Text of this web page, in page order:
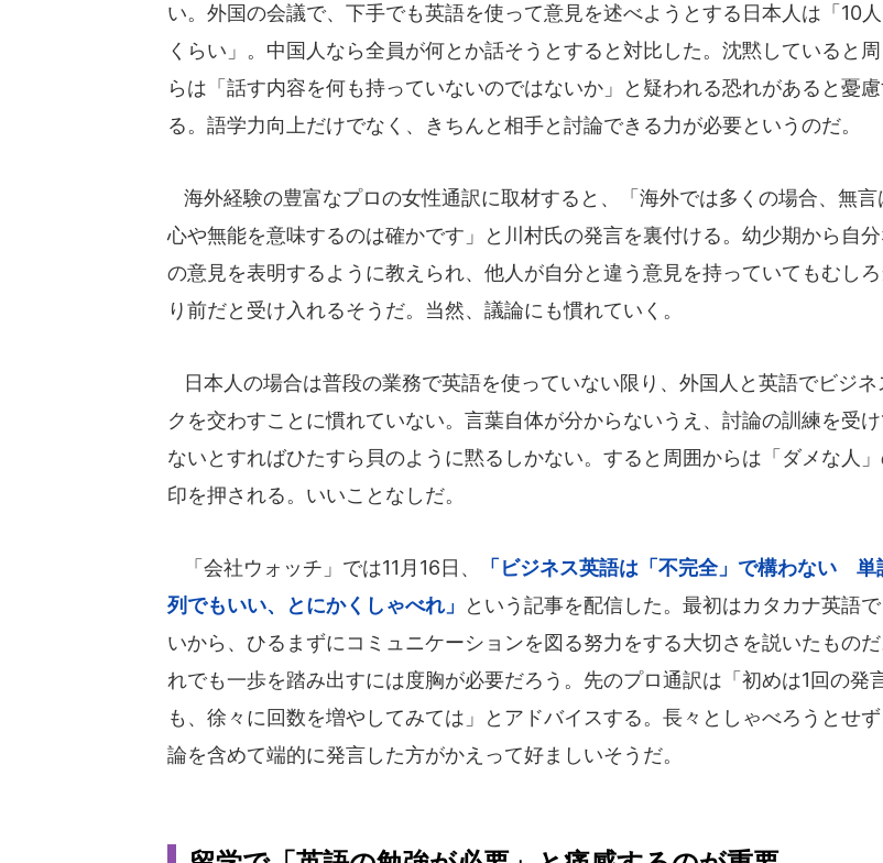
い。外国の会議で、下手でも英語を使って意見を述べようとする日本人は「10人
くらい」。中国人なら全員が何とか話そうとすると対比した。沈黙していると
らは「話す内容を何も持っていないのではないか」と疑われる恐れがあると憂
る。語学力向上だけでなく、きちんと相手と討論できる力が必要というのだ。
海外経験の豊富なプロの女性通訳に取材すると、「海外では多くの場合、無言
心や無能を意味するのは確かです」と川村氏の発言を裏付ける。幼少期から自分
の意見を表明するように教えられ、他人が自分と違う意見を持っていてもむし
り前だと受け入れるそうだ。当然、議論にも慣れていく。
日本人の場合は普段の業務で英語を使っていない限り、外国人と英語でビジネ
クを交わすことに慣れていない。言葉自体が分からないうえ、討論の訓練を受
ないとすればひたすら貝のように黙るしかない。すると周囲からは「ダメな人
印を押される。いいことなしだ。
「会社ウォッチ」では11月16日、
「ビジネス英語は「不完全」で構わない 単
列でもいい、とにかくしゃべれ」
という記事を配信した。最初はカタカナ英語
いから、ひるまずにコミュニケーションを図る努力をする大切さを説いたもの
れでも一歩を踏み出すには度胸が必要だろう。先のプロ通訳は「初めは1回の発
も、徐々に回数を増やしてみては」とアドバイスする。長々としゃべろうとせ
論を含めて端的に発言した方がかえって好ましいそうだ。